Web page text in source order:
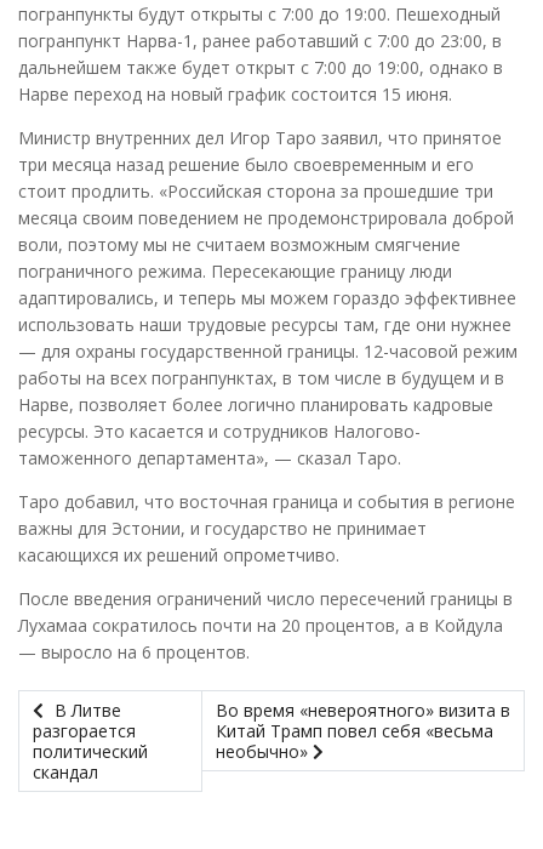
погранпункты будут открыты с 7:00 до 19:00. Пешеходный
погранпункт Нарва-1, ранее работавший с 7:00 до 23:00, в
дальнейшем также будет открыт с 7:00 до 19:00, однако в
Нарве переход на новый график состоится 15 июня.
Министр внутренних дел Игор Таро заявил, что принятое
три месяца назад решение было своевременным и его
стоит продлить. «Российская сторона за прошедшие три
месяца своим поведением не продемонстрировала доброй
воли, поэтому мы не считаем возможным смягчение
пограничного режима. Пересекающие границу люди
адаптировались, и теперь мы можем гораздо эффективнее
использовать наши трудовые ресурсы там, где они нужнее
— для охраны государственной границы. 12-часовой режим
работы на всех погранпунктах, в том числе в будущем и в
Нарве, позволяет более логично планировать кадровые
ресурсы. Это касается и сотрудников Налогово-
таможенного департамента», — сказал Таро.
Таро добавил, что восточная граница и события в регионе
важны для Эстонии, и государство не принимает
касающихся их решений опрометчиво.
После введения ограничений число пересечений границы в
Лухамаа сократилось почти на 20 процентов, а в Койдула
— выросло на 6 процентов.
В Литве
разгорается
политический
скандал
Во время «невероятного» визита в
Китай Трамп повел себя «весьма
необычно»